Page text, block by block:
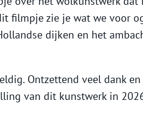
filmpje zie je wat we voor
dijken en het
Ontzettend veel dank
van dit kunstwerk in